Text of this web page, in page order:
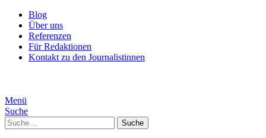
Blog
Über uns
Referenzen
Für Redaktionen
Kontakt zu den Journalistinnen
Menü
Suche
Suche